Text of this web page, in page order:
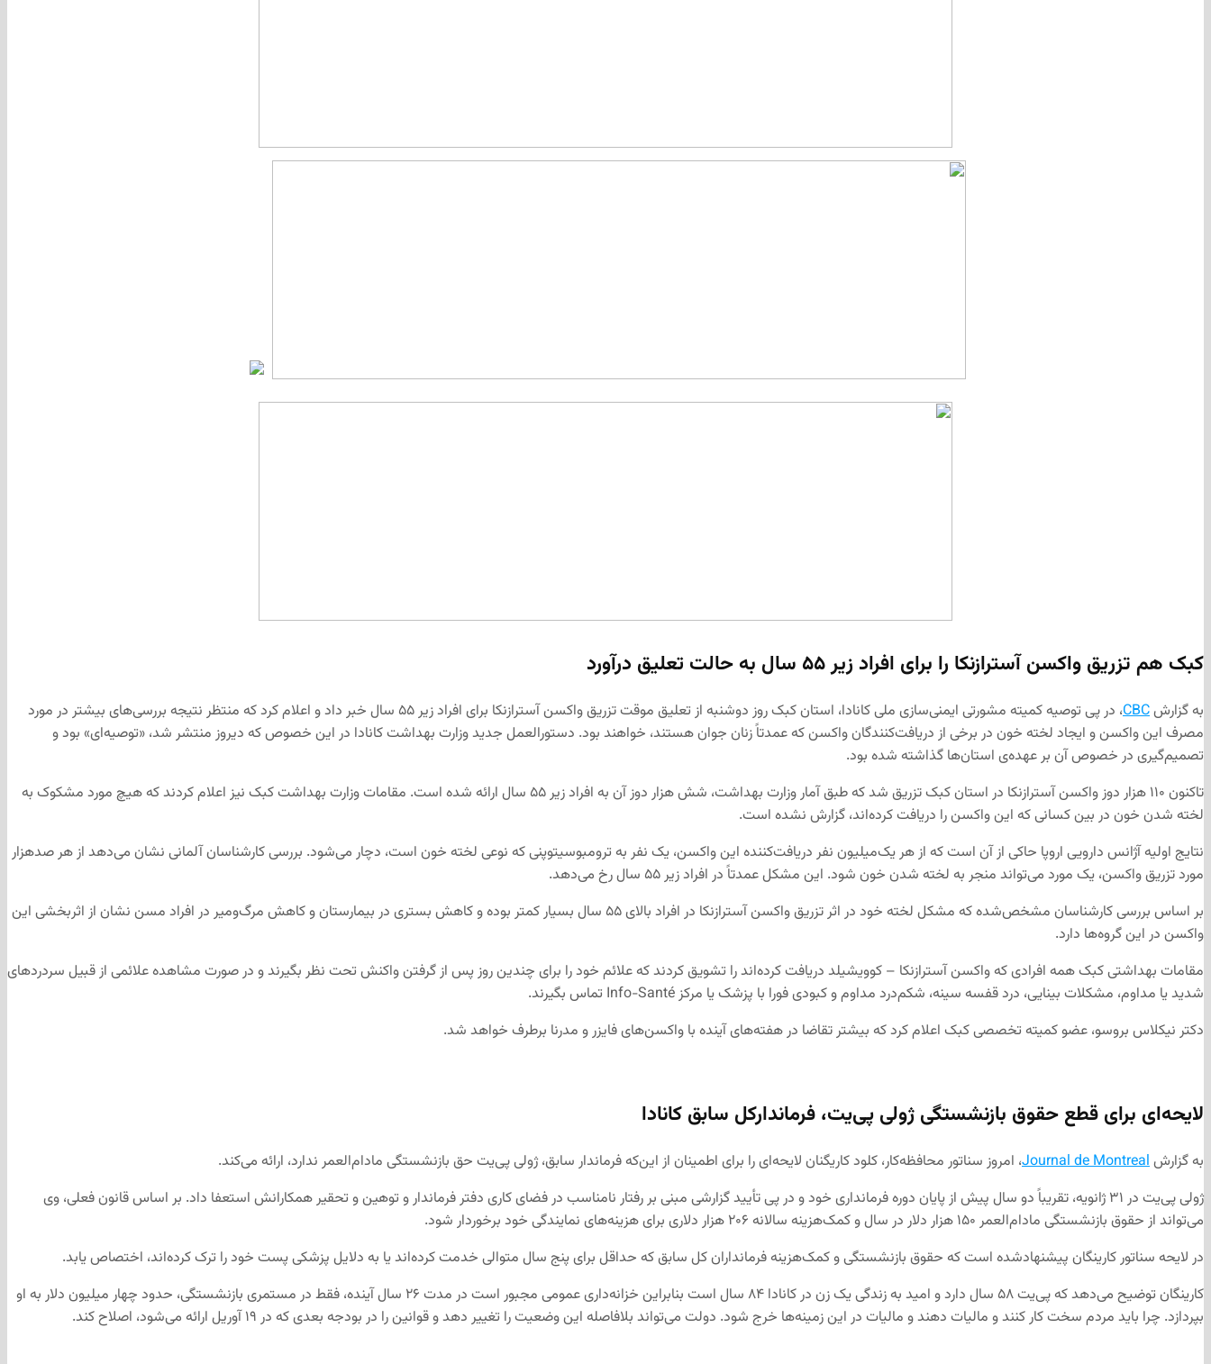
کبک هم تزریق واکسن آسترازنکا را برای افراد زیر ۵۵ سال به حالت تعلیق درآورد
به گزارش ‌CBC
، در پی توصیه کمیته مشورتی ایمنی‌سازی ملی کانادا، استان کبک روز دوشنبه از تعلیق موقت تزریق واکسن آسترازنکا برای افراد زیر ۵۵ سال خبر داد و اعلام کرد که منتظر نتیجه بررسی‌های بیشتر در مورد
مصرف این واکسن و ایجاد لخته خون در برخی از دریافت‌کنندگان واکسن که عمدتاً زنان جوان هستند، خواهند بود. دستورالعمل جدید وزارت بهداشت کانادا در این خصوص که دیروز منتشر شد، «توصیه‌ای» بود و
تصمیم‌گیری در خصوص آن بر عهده‌ی استان‌ها گذاشته شده بود.
تاکنون ۱۱۰ هزار دوز واکسن آسترازنکا در استان کبک تزریق شد که طبق آمار وزارت بهداشت، شش هزار دوز آن به افراد زیر ۵۵ سال ارائه شده است. مقامات وزارت بهداشت کبک نیز اعلام کردند که هیچ مورد مشکوک به
لخته شدن خون در بین کسانی که این واکسن را دریافت کرده‌اند، گزارش نشده است.
نتایج اولیه آژانس دارویی اروپا حاکی از آن است که از هر یک‌میلیون نفر دریافت‌کننده این واکسن، یک نفر به ترومبوسیتوپنی که نوعی لخته خون است، دچار می‌شود. بررسی کارشناسان آلمانی نشان می‌دهد از هر صدهزار
مورد تزریق واکسن، یک مورد می‌تواند منجر به لخته شدن خون شود. این مشکل عمدتاً در افراد زیر ۵۵ سال رخ می‌دهد.
بر اساس بررسی کارشناسان مشخص‌شده که مشکل لخته خود در اثر تزریق واکسن آسترازنکا در افراد بالای ۵۵ سال بسیار کمتر بوده و کاهش بستری در بیمارستان و کاهش مرگ‌ومیر در افراد مسن نشان از اثربخشی این
واکسن در این گروه‌ها دارد.
مقامات بهداشتی کبک همه افرادی که واکسن آسترازنکا – کوویشیلد دریافت کرده‌اند را تشویق کردند که علائم خود را برای چندین روز پس از گرفتن واکنش تحت نظر بگیرند و در صورت مشاهده علائمی از قبیل سردردهای
شدید یا مداوم، مشکلات بینایی، درد قفسه سینه، شکم‌درد مداوم و کبودی فورا با پزشک یا مرکز Info-Santé تماس بگیرند.
دکتر نیکلاس بروسو، عضو کمیته تخصصی کبک اعلام کرد که بیشتر تقاضا در هفته‌های آینده با واکسن‌های فایزر و مدرنا برطرف خواهد شد.
لایحه‌ای برای قطع حقوق بازنشستگی ژولی پی‌یت، فرماندارکل سابق کانادا
به گزارشJournal de Montreal، امروز سناتور محافظه‌کار، کلود کاریگنان لایحه‌ای را برای اطمینان از این‌که فرماندار سابق، ژولی پی‌یت حق بازنشستگی مادام‌العمر ندارد، ارائه می‌کند.
ژولی پی‌یت در ۳۱ ژانویه، تقریباً دو سال پیش از پایان دوره فرمانداری خود و در پی تأیید گزارشی مبنی بر رفتار نامناسب در فضای کاری دفتر فرماندار و توهین و تحقیر همکارانش استعفا داد. بر اساس قانون فعلی، وی
می‌تواند از حقوق بازنشستگی مادام‌العمر ۱۵۰ هزار دلار در سال و کمک‌هزینه سالانه ۲۰۶ هزار دلاری برای هزینه‌های نمایندگی خود برخوردار شود.
در لایحه سناتور کارینگان پیشنهادشده است که حقوق بازنشستگی و کمک‌هزینه فرمانداران کل سابق که حداقل برای پنج سال متوالی خدمت کرده‌اند یا به دلایل پزشکی پست خود را ترک کرده‌اند، اختصاص یابد.
کارینگان توضیح می‌دهد که پی‌یت ۵۸ سال دارد و امید به زندگی یک زن در کانادا ۸۴ سال است بنابراین خزانه‌داری عمومی مجبور است در مدت ۲۶ سال آینده، فقط در مستمری بازنشستگی، حدود چهار میلیون دلار به او
بپردازد. چرا باید مردم سخت کار کنند و مالیات دهند و مالیات در این زمینه‌ها خرج شود. دولت می‌تواند بلافاصله این وضعیت را تغییر دهد و قوانین را در بودجه بعدی که در ۱۹ آوریل ارائه می‌شود، اصلاح کند.